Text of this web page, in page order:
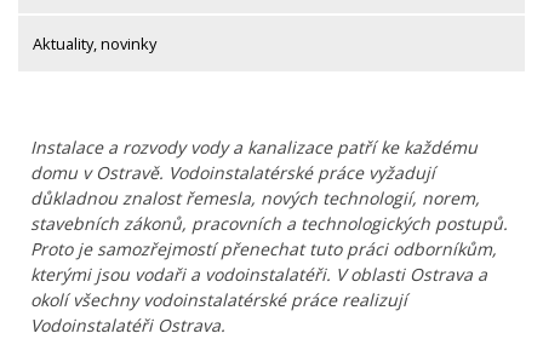
Aktuality, novinky
Instalace a rozvody vody a kanalizace patří ke každému
domu v Ostravě. Vodoinstalatérské práce vyžadují
důkladnou znalost řemesla, nových technologií, norem,
stavebních zákonů, pracovních a technologických postupů.
Proto je samozřejmostí přenechat tuto práci odborníkům,
kterými jsou vodaři a vodoinstalatéři. V oblasti Ostrava a
okolí všechny vodoinstalatérské práce realizují
Vodoinstalatéři Ostrava.